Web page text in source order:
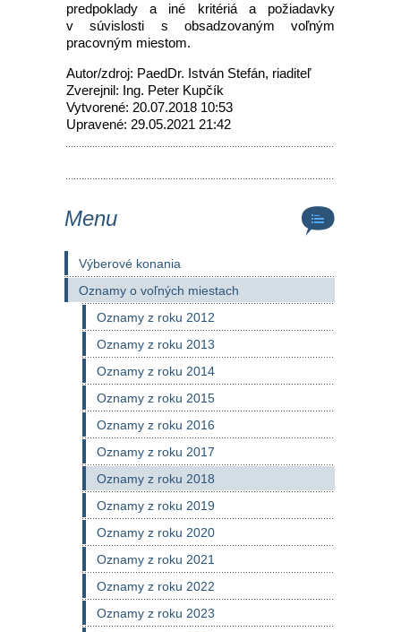
predpoklady a iné kritériá a požiadavky
v súvislosti s obsadzovaným voľným
pracovným miestom.
Autor/zdroj: PaedDr. István Stefán, riaditeľ
Zverejnil: Ing. Peter Kupčík
Vytvorené: 20.07.2018 10:53
Upravené: 29.05.2021 21:42
Menu
Výberové konania
Oznamy o voľných miestach
Oznamy z roku 2012
Oznamy z roku 2013
Oznamy z roku 2014
Oznamy z roku 2015
Oznamy z roku 2016
Oznamy z roku 2017
Oznamy z roku 2018
Oznamy z roku 2019
Oznamy z roku 2020
Oznamy z roku 2021
Oznamy z roku 2022
Oznamy z roku 2023